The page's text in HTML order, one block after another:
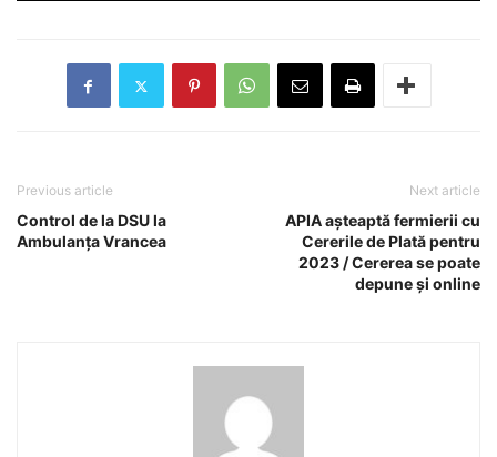
Previous article
Control de la DSU la
Ambulanța Vrancea
Next article
APIA așteaptă fermierii cu
Cererile de Plată pentru
2023 / Cererea se poate
depune și online